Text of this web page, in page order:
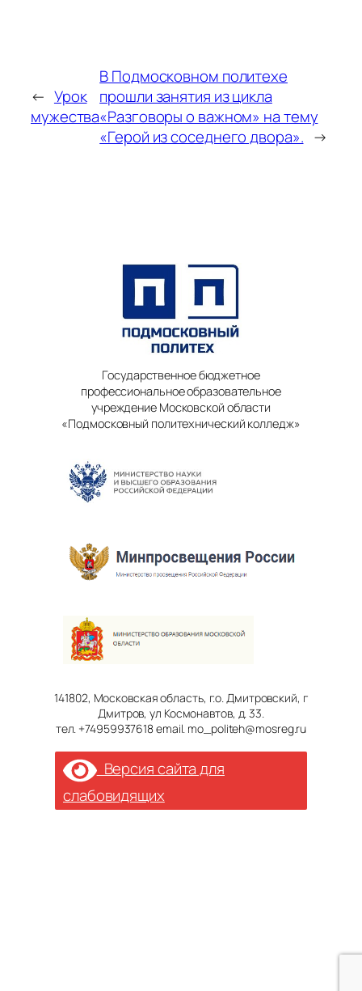
← Урок
мужества
В Подмосковном политехе
прошли занятия из цикла
«Разговоры о важном» на тему
«Герой из соседнего двора». →
Государственное бюджетное
профессиональное образовательное
учреждение Московской области
«Подмосковный политехнический колледж»
141802, Московская область, г.о. Дмитровский, г
Дмитров, ул Космонавтов, д. 33.
тел. +74959937618 email. mo_politeh@mosreg.ru
Версия сайта для
слабовидящих